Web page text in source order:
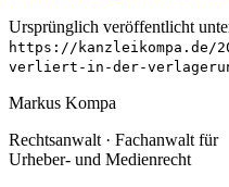
Ursprünglich veröffentlicht
https://kanzleikompa.de/
verliert-in-der-
Markus Kompa
Rechtsanwalt · Fachanwalt für
Urheber- und Medienrecht